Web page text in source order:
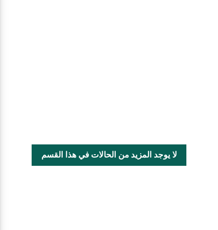
لا يوجد المزيد من الحالات في هذا القسم